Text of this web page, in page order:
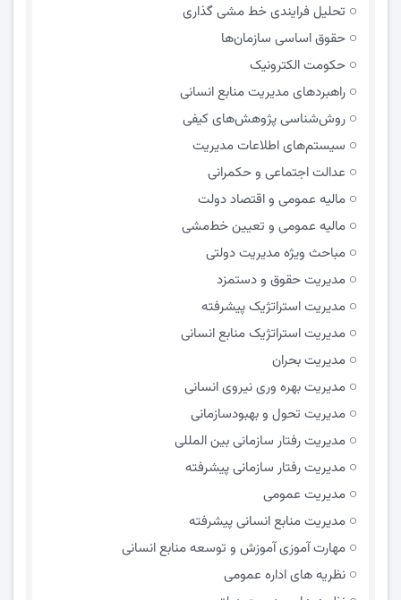
تحلیل فرایندی خط مشی گذاری
حقوق اساسی سازمان‌ها
حکومت الکترونیک
راهبردهای مدیریت منابع انسانی
روش‌شناسی پژوهش‌های کیفی
سیستم‌های اطلاعات مدیریت
عدالت اجتماعی و حکمرانی
مالیه عمومی و اقتصاد دولت
مالیه عمومی و تعیین خط‌مشی
مباحث ویژه مدیریت دولتی
مديريت حقوق و دستمزد
مدیریت استراتژیک پیشرفته
مدیریت استراتژیک منابع انسانی
مدیریت بحران
مدیریت بهره وری نیروی انسانی
مدیریت تحول و بهبود‌سازمانی
مدیریت رفتار سازمانی بین المللی
مدیریت رفتار سازمانی پیشرفته
مدیریت عمومی
مدیریت منابع انسانی پیشرفته
مهارت آموزی آموزش و توسعه منابع انسانی
نظریه های اداره عمومی